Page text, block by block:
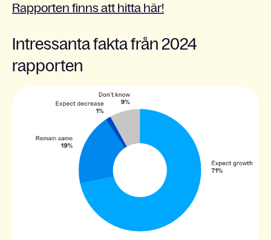
Rapporten finns att hitta här!
Intressanta fakta från 2024
rapporten